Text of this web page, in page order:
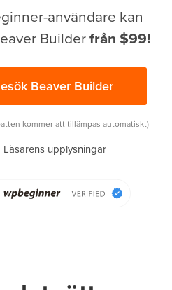
användare kan
Builderfrån $99!
Beaver Builder
kommer att tillämpas automatiskt)
Läsarens upplysningar